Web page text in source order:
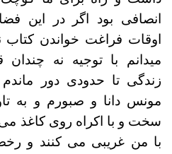
انصافی بود اگر در این
اوقات فراغت خواندن کتاب
میدانم با توجیه نه چندان
زندگی تا حدودی دور
مونس دانا و صبورم و به
سخت و با اکراه روی کاغذ
با من غریبی می کنند و